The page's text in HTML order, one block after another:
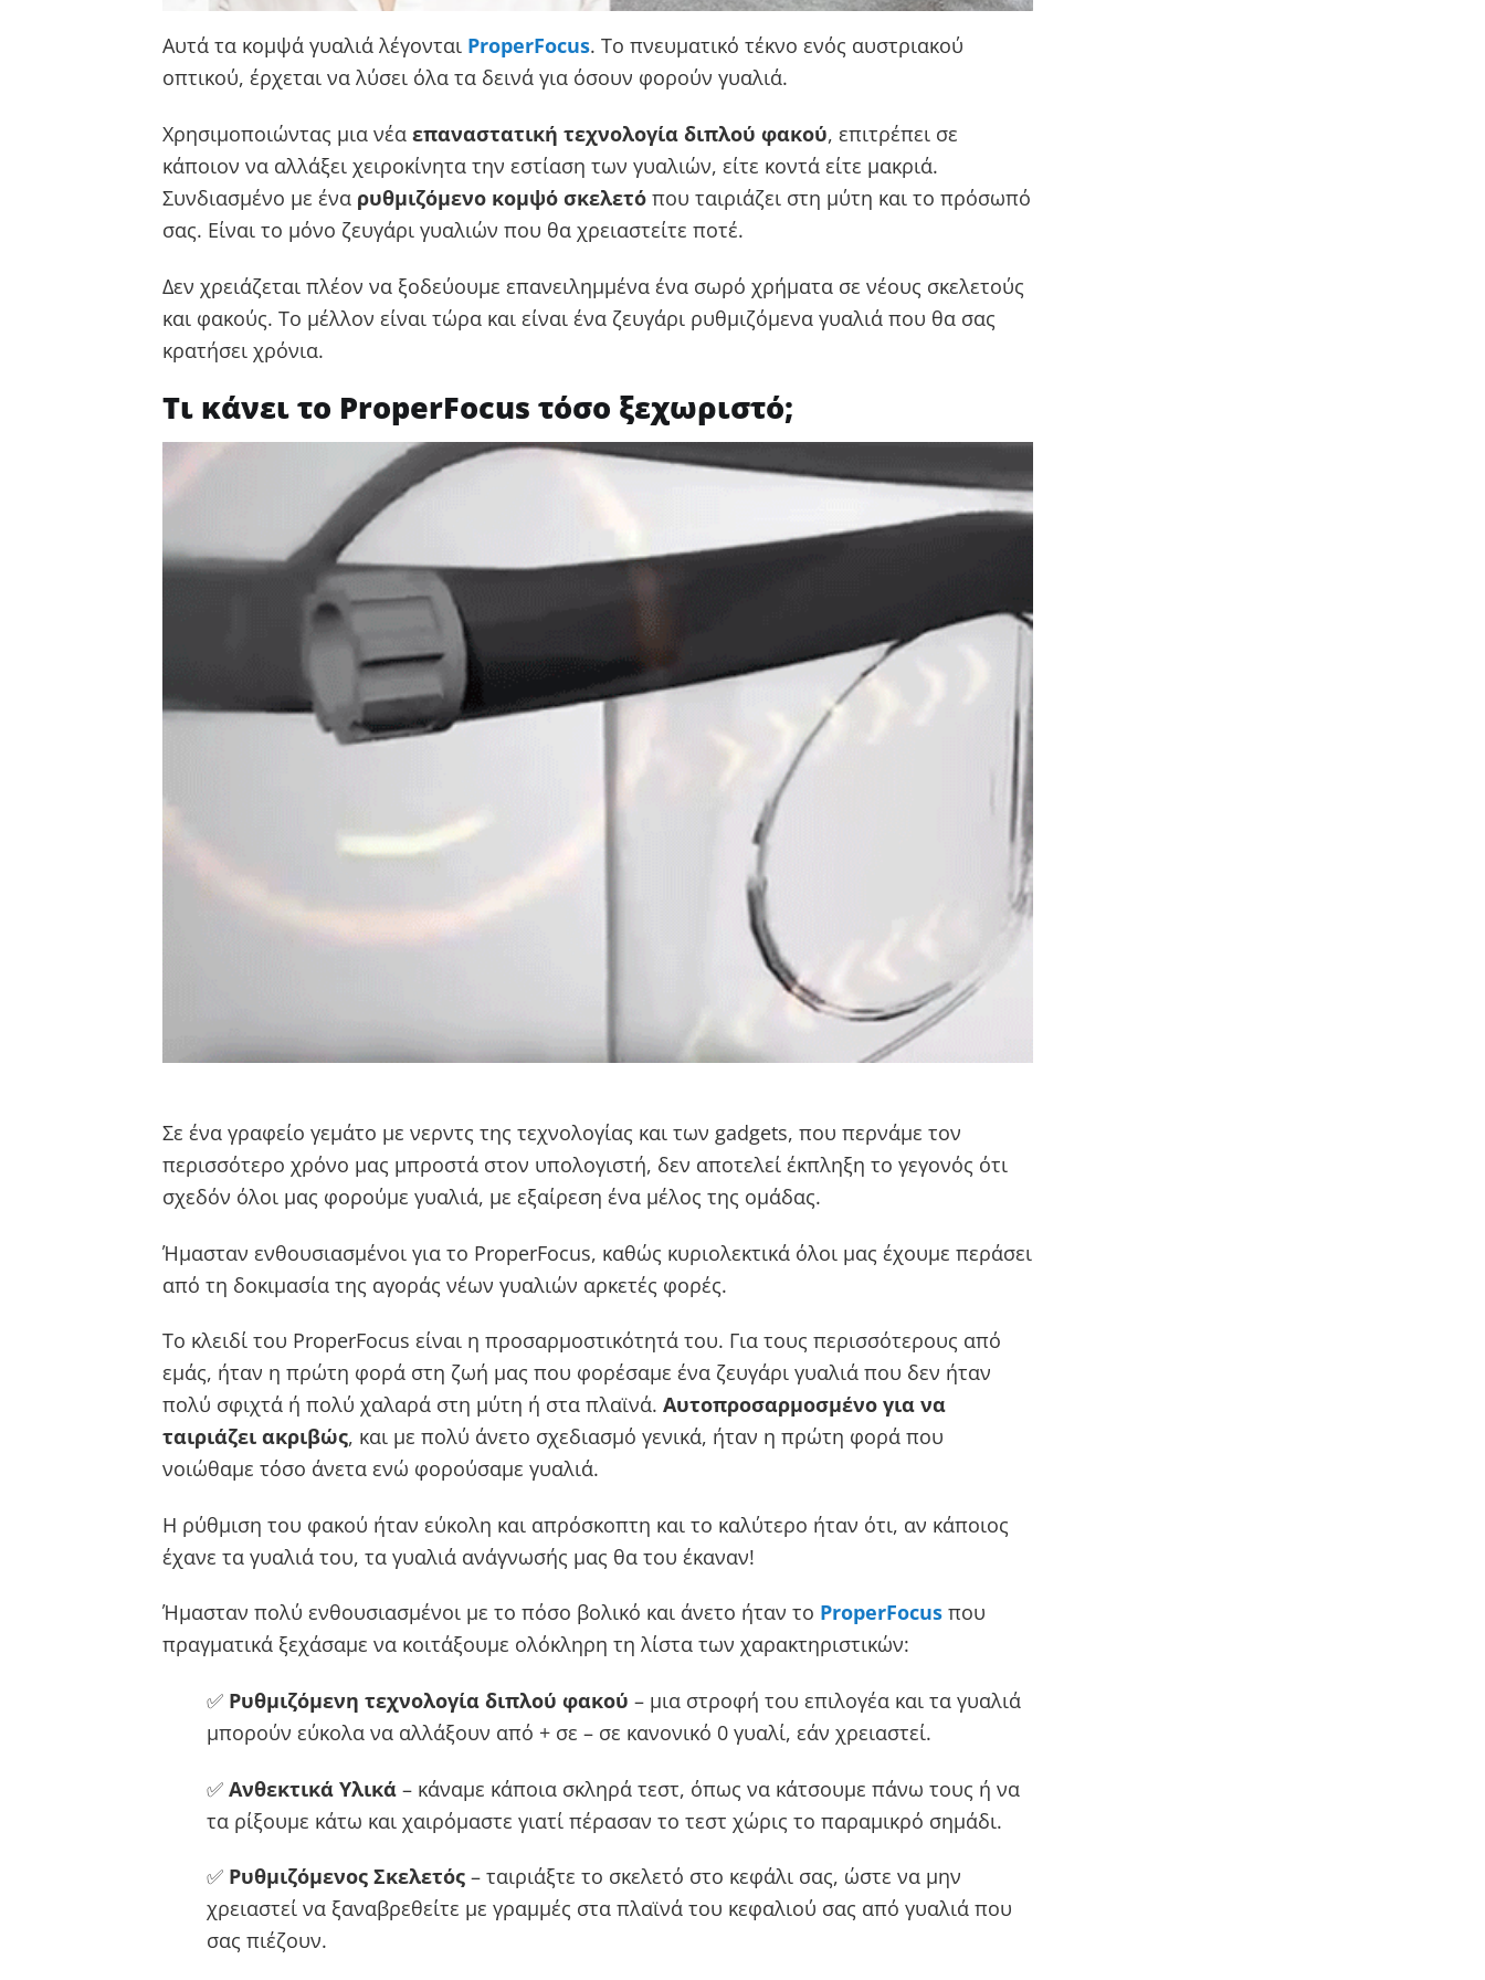
Αυτά τα κομψά γυαλιά λέγονται ProperFocus. Το πνευματικό τέκνο ενός αυστριακού
οπτικού, έρχεται να λύσει όλα τα δεινά για όσουν φορούν γυαλιά.
Χρησιμοποιώντας μια νέα επαναστατική τεχνολογία διπλού φακού, επιτρέπει σε
κάποιον να αλλάξει χειροκίνητα την εστίαση των γυαλιών, είτε κοντά είτε μακριά.
Συνδιασμένο με ένα ρυθμιζόμενο κομψό σκελετό που ταιριάζει στη μύτη και το πρόσωπό
σας. Είναι το μόνο ζευγάρι γυαλιών που θα χρειαστείτε ποτέ.
Δεν χρειάζεται πλέον να ξοδεύουμε επανειλημμένα ένα σωρό χρήματα σε νέους σκελετούς
και φακούς. Το μέλλον είναι τώρα και είναι ένα ζευγάρι ρυθμιζόμενα γυαλιά που θα σας
κρατήσει χρόνια.
Τι κάνει το ProperFocus τόσο ξεχωριστό;
Σε ένα γραφείο γεμάτο με νερντς της τεχνολογίας και των gadgets, που περνάμε τον
περισσότερο χρόνο μας μπροστά στον υπολογιστή, δεν αποτελεί έκπληξη το γεγονός ότι
σχεδόν όλοι μας φορούμε γυαλιά, με εξαίρεση ένα μέλος της ομάδας.
Ήμασταν ενθουσιασμένοι για το ProperFocus, καθώς κυριολεκτικά όλοι μας έχουμε περάσει
από τη δοκιμασία της αγοράς νέων γυαλιών αρκετές φορές.
Το κλειδί του ProperFocus είναι η προσαρμοστικότητά του. Για τους περισσότερους από
εμάς, ήταν η πρώτη φορά στη ζωή μας που φορέσαμε ένα ζευγάρι γυαλιά που δεν ήταν
πολύ σφιχτά ή πολύ χαλαρά στη μύτη ή στα πλαϊνά. Αυτοπροσαρμοσμένο για να
ταιριάζει ακριβώς, και με πολύ άνετο σχεδιασμό γενικά, ήταν η πρώτη φορά που
νοιώθαμε τόσο άνετα ενώ φορούσαμε γυαλιά.
Η ρύθμιση του φακού ήταν εύκολη και απρόσκοπτη και το καλύτερο ήταν ότι, αν κάποιος
έχανε τα γυαλιά του, τα γυαλιά ανάγνωσής μας θα του έκαναν!
Ήμασταν πολύ ενθουσιασμένοι με το πόσο βολικό και άνετο ήταν το ProperFocus που
πραγματικά ξεχάσαμε να κοιτάξουμε ολόκληρη τη λίστα των χαρακτηριστικών:
✅ Ρυθμιζόμενη τεχνολογία διπλού φακού – μια στροφή του επιλογέα και τα γυαλιά
μπορούν εύκολα να αλλάξουν από + σε – σε κανονικό 0 γυαλί, εάν χρειαστεί.
✅ Ανθεκτικά Υλικά – κάναμε κάποια σκληρά τεστ, όπως να κάτσουμε πάνω τους ή να
τα ρίξουμε κάτω και χαιρόμαστε γιατί πέρασαν το τεστ χώρις το παραμικρό σημάδι.
✅ Ρυθμιζόμενος Σκελετός – ταιριάξτε το σκελετό στο κεφάλι σας, ώστε να μην
χρειαστεί να ξαναβρεθείτε με γραμμές στα πλαϊνά του κεφαλιού σας από γυαλιά που
σας πιέζουν.